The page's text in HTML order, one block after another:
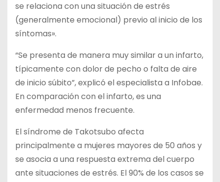
se relaciona con una situación de estrés
(generalmente emocional) previo al inicio de los
síntomas».
“Se presenta de manera muy similar a un infarto,
típicamente con dolor de pecho o falta de aire
de inicio súbito”, explicó el especialista a Infobae.
En comparación con el infarto, es una
enfermedad menos frecuente.
El síndrome de Takotsubo afecta
principalmente a mujeres mayores de 50 años y
se asocia a una respuesta extrema del cuerpo
ante situaciones de estrés. El 90% de los casos se